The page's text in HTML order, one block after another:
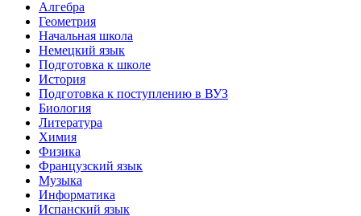
Алгебра
Геометрия
Начальная школа
Немецкий язык
Подготовка к школе
История
Подготовка к поступлению в ВУЗ
Биология
Литература
Химия
Физика
Французский язык
Музыка
Информатика
Испанский язык